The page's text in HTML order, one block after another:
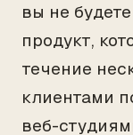
вы не
продукт,
течение
клиентами
веб-